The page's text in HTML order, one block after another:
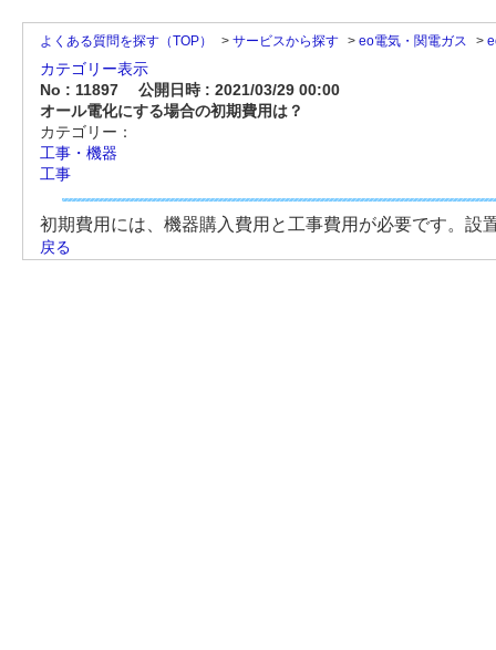
よくある質問を探す（TOP） > サービスから探す > eo電気・関電ガス >
カテゴリー表示
No : 11897
公開日時 : 2021/03/29 00:00
オール電化にする場合の初期費用は？
カテゴリー：
工事・機器
工事
初期費用には、機器購入費用と工事費用が必要です。設
戻る